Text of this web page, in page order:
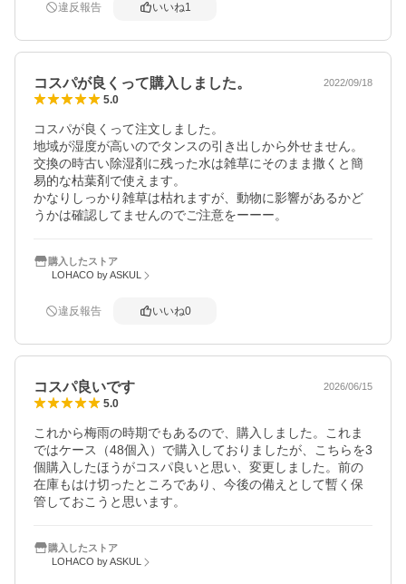
違反報告 いいね1
コスパが良くって購入しました。 2022/09/18
5.0
コスパが良くって注文しました。
地域が湿度が高いのでタンスの引き出しから外せません。
交換の時古い除湿剤に残った水は雑草にそのまま撒くと簡
易的な枯葉剤で使えます。
かなりしっかり雑草は枯れますが、動物に影響があるかど
うかは確認してませんのでご注意をーーー。
購入したストア
LOHACO by ASKUL
違反報告 いいね0
コスパ良いです 2026/06/15
5.0
これから梅雨の時期でもあるので、購入しました。これま
ではケース（48個入）で購入しておりましたが、こちらを3
個購入したほうがコスパ良いと思い、変更しました。前の
在庫もはけ切ったところであり、今後の備えとして暫く保
管しておこうと思います。
購入したストア
LOHACO by ASKUL